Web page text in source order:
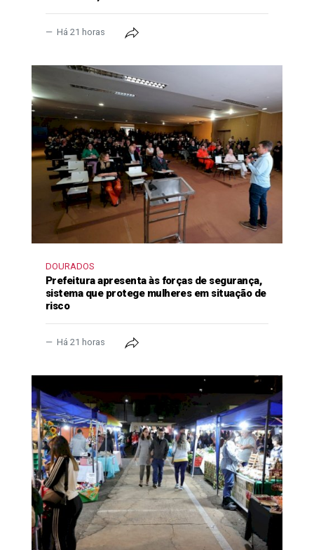
Há 21 horas
DOURADOS
Prefeitura apresenta às forças de segurança,
sistema que protege mulheres em situação de
risco
Há 21 horas